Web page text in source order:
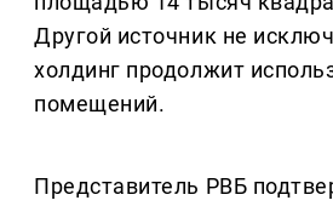
Другой источник не
холдинг продолжит
помещений.
Представитель РВБ